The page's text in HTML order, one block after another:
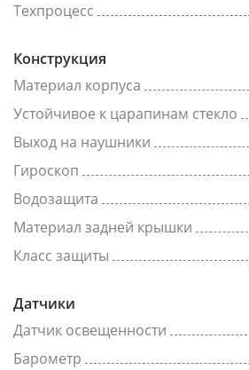
Техпроцесс
Конструкция
Материал корпуса
Устойчивое к царапинам стекло
Выход на наушники
Гироскоп
Водозащита
Материал задней крышки
Класс защиты
Датчики
Датчик освещенности
Барометр